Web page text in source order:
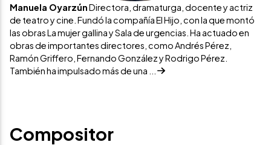
Manuela OyarzúnDirectora, dramaturga, docente y actriz
de teatro y cine. Fundó la compañía El Hijo, con la que montó
las obras La mujer gallina y Sala de urgencias. Ha actuado en
obras de importantes directores, como Andrés Pérez,
Ramón Griffero, Fernando González y Rodrigo Pérez.
También ha impulsado más de una ...
Compositor